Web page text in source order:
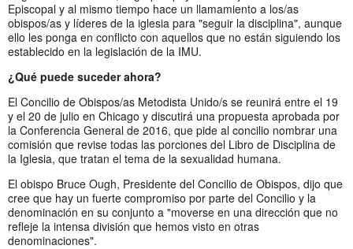
Episcopal y al mismo tiempo hace un llamamiento a los/as
obispos/as y líderes de la iglesia para "seguir la disciplina", aunque
ello les ponga en conflicto con aquellos que no están siguiendo los
establecido en la legislación de la IMU.
¿Qué puede suceder ahora?
El Concilio de Obispos/as Metodista Unido/s se reunirá entre el 19
y el 20 de julio en Chicago y discutirá una propuesta aprobada por
la Conferencia General de 2016, que pide al concilio nombrar una
comisión que revise todas las porciones del Libro de Disciplina de
la Iglesia, que tratan el tema de la sexualidad humana.
El obispo Bruce Ough, Presidente del Concilio de Obispos, dijo que
cree que hay un fuerte compromiso por parte del Concilio y la
denominación en su conjunto a "moverse en una dirección que no
refleje la intensa división que hemos visto en otras
denominaciones".